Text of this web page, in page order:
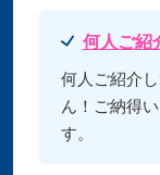
何人ご紹
何人ご紹介
ん！ご納得
す。